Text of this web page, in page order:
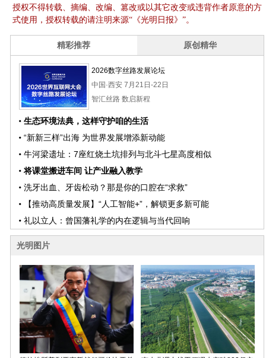
授权不得转载、摘编、改编、篡改或以其它改变或违背作者原意的方
式使用，授权转载的请注明来源“《光明日报》”。